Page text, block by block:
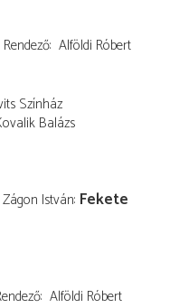
Rendező Alföldi Róbert
Színház
Balázs
István Fekete
Alföldi Róbert